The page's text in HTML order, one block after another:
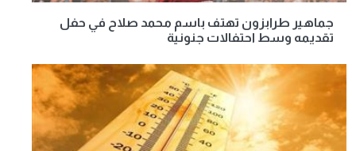
جماهير طرابزون تهتف باسم محمد صلاح في حفل
تقديمه وسط احتفالات جنونية